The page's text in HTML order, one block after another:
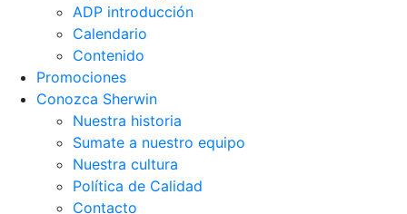
ADP introducción
Calendario
Contenido
Promociones
Conozca Sherwin
Nuestra historia
Sumate a nuestro equipo
Nuestra cultura
Política de Calidad
Contacto